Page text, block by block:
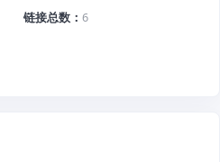
链接总数
6